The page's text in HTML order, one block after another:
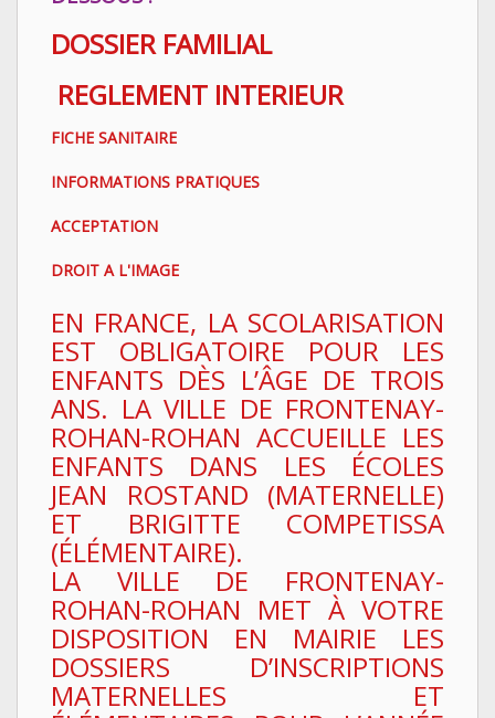
DOSSIER FAMILIAL
REGLEMENT INTERIEUR
FICHE SANITAIRE
INFORMATIONS PRATIQUES
ACCEPTATION
DROIT A L'IMAGE
EN FRANCE, LA SCOLARISATION
EST OBLIGATOIRE POUR LES
ENFANTS DÈS L’ÂGE DE TROIS
ANS. LA VILLE DE FRONTENAY-
ROHAN-ROHAN ACCUEILLE LES
ENFANTS DANS LES ÉCOLES
JEAN ROSTAND (MATERNELLE)
ET BRIGITTE COMPETISSA
(ÉLÉMENTAIRE).
LA VILLE DE FRONTENAY-
ROHAN-ROHAN MET À VOTRE
DISPOSITION EN MAIRIE LES
DOSSIERS D’INSCRIPTIONS
MATERNELLES ET